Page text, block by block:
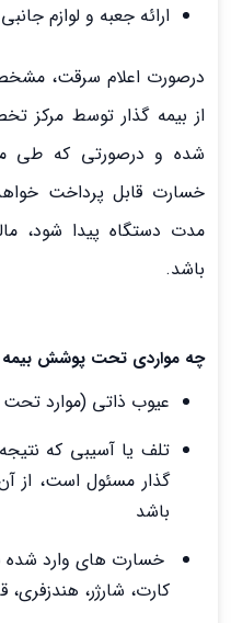
ارائه جعبه و لوازم
درصورت اعلام سرقت،
خسارت قابل پرداخت
مدت دستگاه پیدا شود،
باشد.
چه مواردی تحت پوشش بیمه
عیوب ذاتی (موارد
تلف یا آسیبی که
گذار مسئول است، از
باشد
خسارت های وارد شده
کارت، شارژر، هندزفری،